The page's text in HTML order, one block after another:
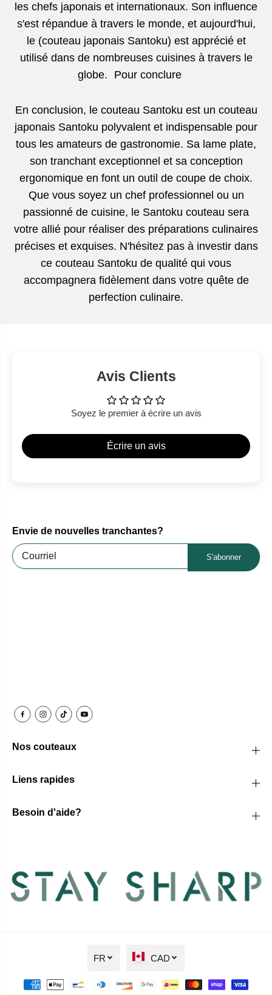
les chefs japonais et internationaux. Son influence
s'est répandue à travers le monde, et aujourd'hui,
le (couteau japonais Santoku) est apprécié et
utilisé dans de nombreuses cuisines à travers le
globe. Pour conclure
En conclusion, le couteau Santoku est un couteau
japonais Santoku polyvalent et indispensable pour
tous les amateurs de gastronomie. Sa lame plate,
son tranchant exceptionnel et sa conception
ergonomique en font un outil de coupe de choix.
Que vous soyez un chef professionnel ou un
passionné de cuisine, le Santoku couteau sera
votre allié pour réaliser des préparations culinaires
précises et exquises. N'hésitez pas à investir dans
ce couteau Santoku de qualité qui vous
accompagnera fidèlement dans votre quête de
perfection culinaire.
Avis Clients
Soyez le premier à écrire un avis
Écrire un avis
Envie de nouvelles tranchantes?
S'abonner
Nos couteaux
Liens rapides
Besoin d'aide?
FR CAD